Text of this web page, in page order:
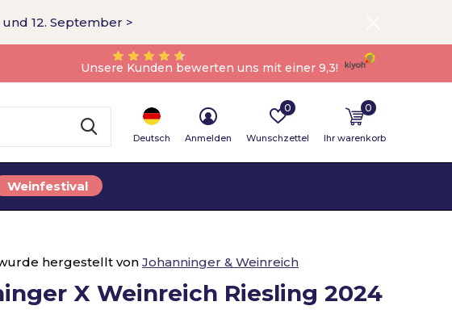
Weinfestival
Deutsch Anmelden Wunschzettel
0
Ihr warenkorb
0
Unsere Kunden bewerten uns mit einer 9,3!
12. September >
hergestellt von Johanninger & Weinreich
X Weinreich Riesling 2024